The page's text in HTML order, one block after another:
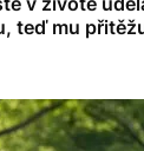
teď mu